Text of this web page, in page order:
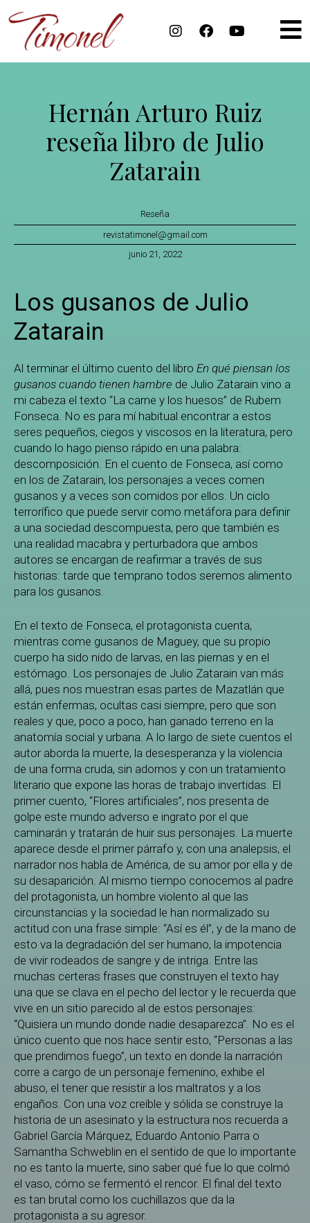
Hernán Arturo Ruiz
reseña libro de Julio
Zatarain
Reseña
revistatimonel@gmail.com
junio 21, 2022
Los gusanos de Julio
Zatarain
Al terminar el último cuento del libro En qué piensan los
gusanos cuando tienen hambre de Julio Zatarain vino a
mi cabeza el texto “La carne y los huesos” de Rubem
Fonseca. No es para mí habitual encontrar a estos
seres pequeños, ciegos y viscosos en la literatura, pero
cuando lo hago pienso rápido en una palabra:
descomposición. En el cuento de Fonseca, así como
en los de Zatarain, los personajes a veces comen
gusanos y a veces son comidos por ellos. Un ciclo
terrorífico que puede servir como metáfora para definir
a una sociedad descompuesta, pero que también es
una realidad macabra y perturbadora que ambos
autores se encargan de reafirmar a través de sus
historias: tarde que temprano todos seremos alimento
para los gusanos.
En el texto de Fonseca, el protagonista cuenta,
mientras come gusanos de Maguey, que su propio
cuerpo ha sido nido de larvas, en las piernas y en el
estómago. Los personajes de Julio Zatarain van más
allá, pues nos muestran esas partes de Mazatlán que
están enfermas, ocultas casi siempre, pero que son
reales y que, poco a poco, han ganado terreno en la
anatomía social y urbana. A lo largo de siete cuentos el
autor aborda la muerte, la desesperanza y la violencia
de una forma cruda, sin adornos y con un tratamiento
literario que expone las horas de trabajo invertidas. El
primer cuento, “Flores artificiales”, nos presenta de
golpe este mundo adverso e ingrato por el que
caminarán y tratarán de huir sus personajes. La muerte
aparece desde el primer párrafo y, con una analepsis, el
narrador nos habla de América, de su amor por ella y de
su desaparición. Al mismo tiempo conocemos al padre
del protagonista, un hombre violento al que las
circunstancias y la sociedad le han normalizado su
actitud con una frase simple: “Así es él”, y de la mano de
esto va la degradación del ser humano, la impotencia
de vivir rodeados de sangre y de intriga. Entre las
muchas certeras frases que construyen el texto hay
una que se clava en el pecho del lector y le recuerda que
vive en un sitio parecido al de estos personajes:
“Quisiera un mundo donde nadie desaparezca”. No es el
único cuento que nos hace sentir esto, “Personas a las
que prendimos fuego”, un texto en donde la narración
corre a cargo de un personaje femenino, exhibe el
abuso, el tener que resistir a los maltratos y a los
engaños. Con una voz creíble y sólida se construye la
historia de un asesinato y la estructura nos recuerda a
Gabriel García Márquez, Eduardo Antonio Parra o
Samantha Schweblin en el sentido de que lo importante
no es tanto la muerte, sino saber qué fue lo que colmó
el vaso, cómo se fermentó el rencor. El final del texto
es tan brutal como los cuchillazos que da la
protagonista a su agresor.